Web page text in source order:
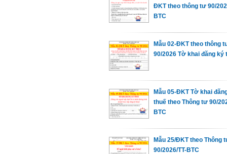
ĐKT theo thông tư 90/
BTC
Mẫu 02-ĐKT theo thông
90/2026 Tờ khai đăng ký
Mẫu 05-ĐKT Tờ khai
thuế theo Thông tư 90/
BTC
Mẫu 25/ĐKT theo Thông
90/2026/TT-BTC